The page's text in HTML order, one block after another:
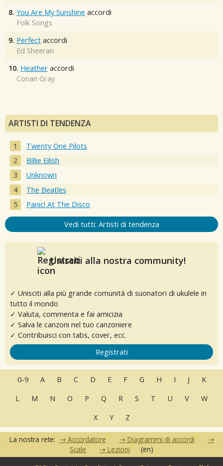
8. You Are My Sunshine accordi
Folk Songs
9. Perfect accordi
Ed Sheeran
10. Heather accordi
Conan Gray
ARTISTI DI TENDENZA
Twenty One Pilots
Billie Eilish
Unknown
The Beatles
Panic! At The Disco
Vedi tutti: Artisti di tendenza
Unisciti alla nostra community!
✓ Unisciti alla più grande comunità di suonatori di ukulele in
tutto il mondo
✓ Valuta, commenta e fai amicizia
✓ Salva le canzoni nel tuo canzoniere
✓ Contribuisci con tabs, cover, ecc.
Registrati
0-9 A B C D E F G H I J
K
L
M N O P Q R S T U V
W
X
Y Z
La nostra rete: Accordatore
Diagrammi di accordi
Scale
Lezioni (en)